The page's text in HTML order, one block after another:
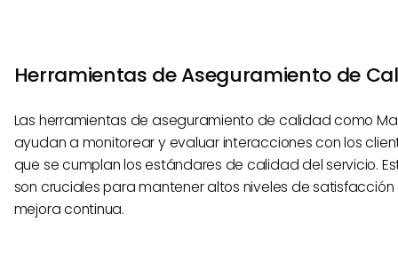
Herramientas de Aseguramiento de
Las herramientas de aseguramiento de calidad como
ayudan a monitorear y evaluar interacciones con los
que se cumplan los estándares de calidad del servicio.
son cruciales para mantener altos niveles de
mejora continua.